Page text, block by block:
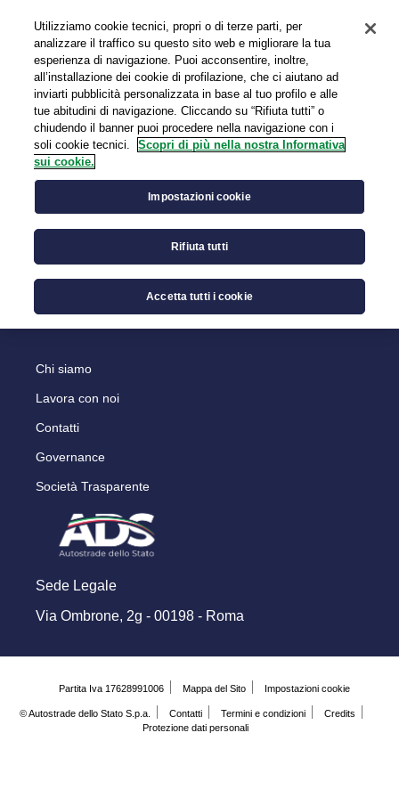
EN
Carta dei servizi e standard di
Attualmente non sussistono dati relativi a tale fattispecie.
Chi siamo
Lavora con noi
Contatti
Governance
Società Trasparente
Sede Legale
Via Ombrone, 2g - 00198 - Roma
© Autostrade dello Stato S.p.a. Contatti Termini e condizioni
Credits
Protezione dati personali
Partita Iva 17628991006 Mappa del Sito Impostazioni cookie
Utilizziamo cookie tecnici, propri o di terze parti, per
analizzare il traffico su questo sito web e migliorare la tua
esperienza di navigazione. Puoi acconsentire, inoltre,
all’installazione dei cookie di profilazione, che ci aiutano ad
inviarti pubblicità personalizzata in base al tuo profilo e alle
tue abitudini di navigazione. Cliccando su “Rifiuta tutti” o
chiudendo il banner puoi procedere nella navigazione con i
soli cookie tecnici.
Scopri di più nella nostra Informativa
sui cookie.
Impostazioni cookie
Rifiuta tutti
Accetta tutti i cookie